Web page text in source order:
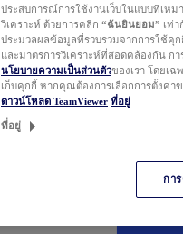
ประสบการณ์การใช้งานเว็บในแบบที่เหม
วิเคราะห์ ด้วยการคลิก “ฉันยินยอม” เท่
ประมวลผลข้อมูลที่รวบรวมจากการใช้
และมาตรการวิเคราะห์ที่สอดคล้องกัน ก
นโยบายความเป็นส่วนตัวของเรา โดยเ
เก็บคุกกี้ หากคุณต้องการเลือกการตั้งค่า
ดาวน์โหลด TeamViewer ที่อยู่
ที่อยู่
กา